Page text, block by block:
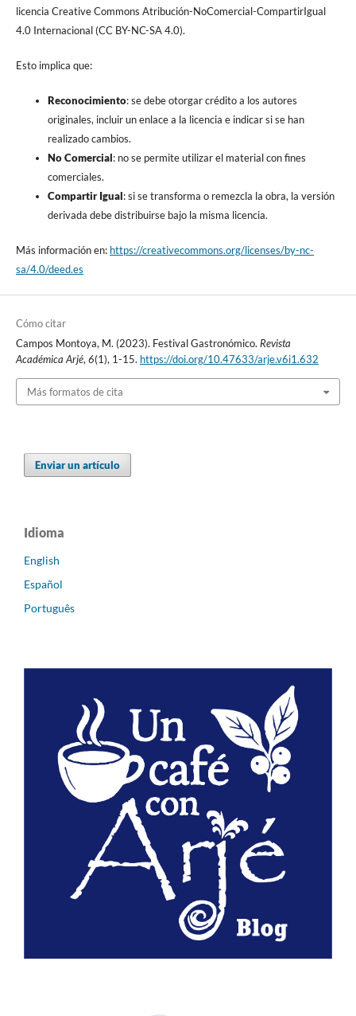
licencia Creative Commons Atribución-NoComercial-CompartirIgual
4.0 Internacional (CC BY-NC-SA 4.0).
Esto implica que:
Reconocimiento: se debe otorgar crédito a los autores
originales, incluir un enlace a la licencia e indicar si se han
realizado cambios.
No Comercial: no se permite utilizar el material con fines
comerciales.
Compartir Igual: si se transforma o remezcla la obra, la versión
derivada debe distribuirse bajo la misma licencia.
Más información en: https://creativecommons.org/licenses/by-nc-
sa/4.0/deed.es
Cómo citar
Campos Montoya, M. (2023). Festival Gastronómico. Revista
Académica Arjé,6(1), 1-15. https://doi.org/10.47633/arje.v6i1.632
Más formatos de cita
Enviar un artículo
Idioma
English
Español
Português